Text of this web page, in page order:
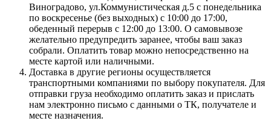
Виноградово, ул.Коммунистическая д.5 с понедельника
по воскресенье (без выходных) с 10:00 до 17:00,
обеденный перерыв с 12:00 до 13:00. О самовывозе
желательно предупредить заранее, чтобы ваш заказ
собрали. Оплатить товар можно непосредственно на
месте картой или наличными.
Доставка в другие регионы осуществляется
транспортными компаниями по выбору покупателя. Для
отправки груза необходимо оплатить заказ и прислать
нам электронно письмо с данными о ТК, получателе и
месте назначения.